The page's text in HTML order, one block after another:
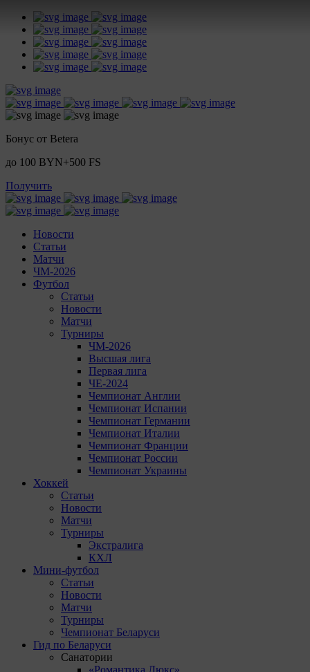
Бонус от Betera
до 100 BYN+500 FS
Получить
Новости
Статьи
Матчи
ЧМ-2026
Футбол
Статьи
Новости
Матчи
Турниры
ЧМ-2026
Высшая лига
Первая лига
ЧЕ-2024
Чемпионат Англии
Чемпионат Испании
Чемпионат Германии
Чемпионат Италии
Чемпионат Франции
Чемпионат России
Чемпионат Украины
Хоккей
Статьи
Новости
Матчи
Турниры
Экстралига
КХЛ
Мини-футбол
Статьи
Новости
Матчи
Турниры
Чемпионат Беларуси
Гид по Беларуси
Санатории
«Романтика Люкс»